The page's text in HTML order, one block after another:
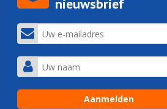
nieuwsbrief